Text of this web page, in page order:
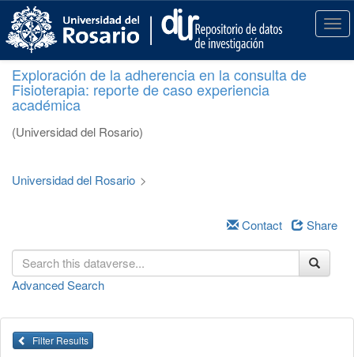
p
T
o
g
t
Exploración de la adherencia en la consulta de
Fisioterapia: reporte de caso experiencia
académica
(Universidad del Rosario)
Universidad del Rosario >
Contact Share
Advanced Search
Filter Results